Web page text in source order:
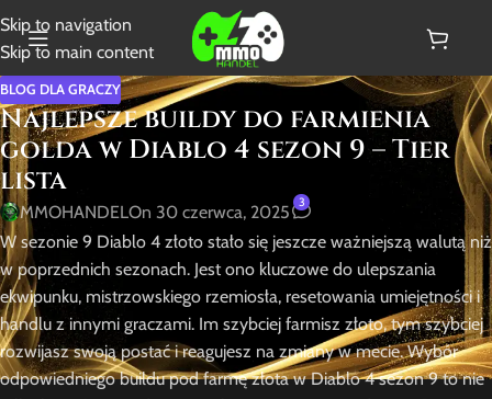
Skip to navigation
Skip to main content
BLOG DLA GRACZY
Najlepsze buildy do farmienia
golda w Diablo 4 sezon 9 – Tier
lista
MMOHANDELOn 30 czerwca, 2025 3
W sezonie 9 Diablo 4 złoto stało się jeszcze ważniejszą walutą niż
w poprzednich sezonach. Jest ono kluczowe do ulepszania
ekwipunku, mistrzowskiego rzemiosła, resetowania umiejętności i
handlu z innymi graczami. Im szybciej farmisz złoto, tym szybciej
rozwijasz swoją postać i reagujesz na zmiany w mecie. Wybór
odpowiedniego buildu pod farmę złota w Diablo 4 sezon 9 to nie